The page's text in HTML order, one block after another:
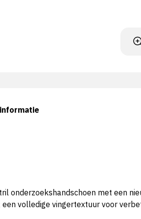
onderzoekshandschoen met een
volledige vingertextuur voor